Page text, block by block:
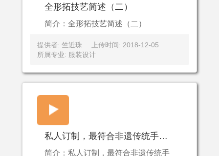
全形拓技艺简述（二）
简介：全形拓技艺简述（二）
提供者: 竺近珠
上传时间: 2018-12-05
所属专业: 服装设计
私人订制，最符合非遗传统手工艺的一种生产经营方式
简介：私人订制，最符合非遗传统手